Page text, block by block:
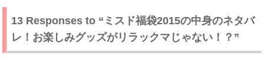
13 Responses to “ミスド福袋2015の中身のネタバ
レ！お楽しみグッズがリラックマじゃない！？”